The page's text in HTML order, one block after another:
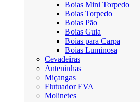
Boias Mini Torpedo
Boias Torpedo
Boias Pão
Boias Guia
Boias para Carpa
Boias Luminosa
Cevadeiras
Anteninhas
Miçangas
Flutuador EVA
Molinetes